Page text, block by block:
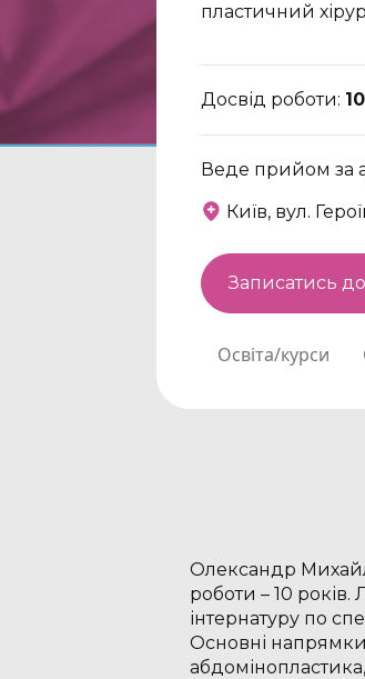
пластичний
Досвід роботи:
Веде прийом за
Київ, вул.
Записатись до
Освіта/курси
Олександр
роботи – 10
інтернатуру по
Основні напрямки